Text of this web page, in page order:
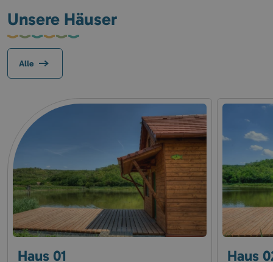
Unsere Häuser
Alle
Haus 01 Haus